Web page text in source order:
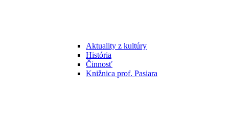
Aktuality z kultúry
História
Činnosť
Knižnica prof. Pasiara